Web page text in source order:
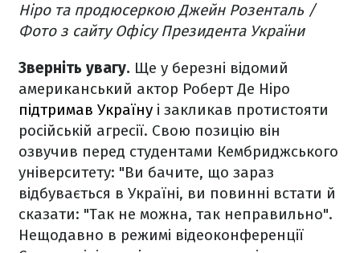
Ніро та продюсеркою Джейн Розенталь /
Фото з сайту Офісу Президента України
Зверніть увагу. Ще у березні відомий
американський актор Роберт Де Ніро
підтримав Україну і закликав протистояти
російській агресії. Свою позицію він
озвучив перед студентами Кембриджського
університету: "Ви бачите, що зараз
відбувається в Україні, ви повинні встати й
сказати: "Так не можна, так неправильно".
Нещодавно в режимі відеоконференції